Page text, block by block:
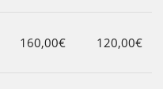
160,00€ 120,00€